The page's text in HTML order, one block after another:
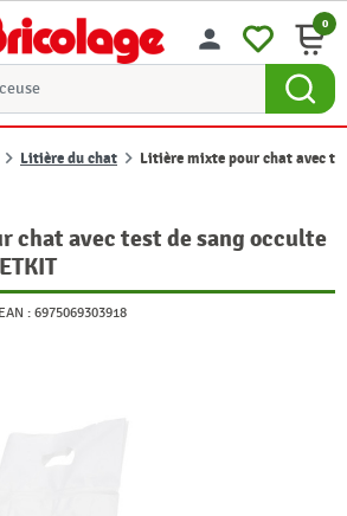
person 0
Litière du chat Litière mixte pour chat avec
chat avec test de sang occulte
EAN : 6975069303918